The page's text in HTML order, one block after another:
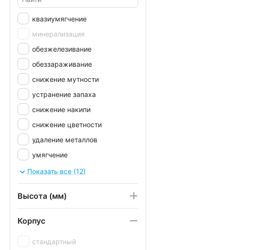
квазиумягчение
минерализация
обезжелезивание
обеззараживание
снижение мутности
устранение запаха
снижение накипи
снижение цветности
удаление металлов
умягчение
улучшение вкуса
ультрафильтрация
Показать все (12)
Высота (мм)
Корпус
стандартный